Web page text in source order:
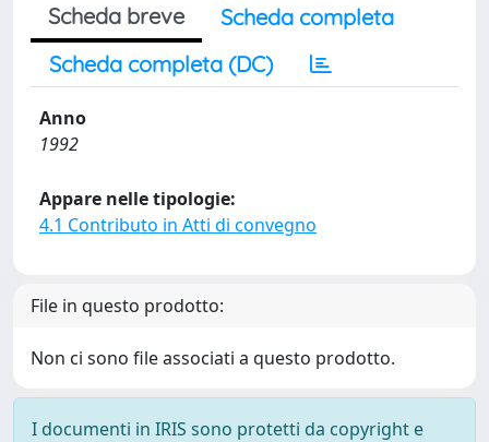
Scheda breve
Scheda completa
Scheda completa (DC)
Anno
1992
Appare nelle tipologie:
4.1 Contributo in Atti di convegno
File in questo prodotto:
Non ci sono file associati a questo prodotto.
I documenti in IRIS sono protetti da copyright e